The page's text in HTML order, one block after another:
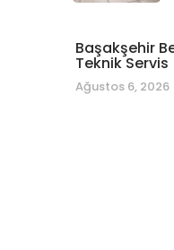
Başakşehir
Teknik Servis
Ağustos 6, 2026